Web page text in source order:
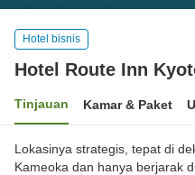
Hotel bisnis
Hotel Route Inn
Tinjauan Kamar & Paket
Lokasinya strategis, tepat di
Kameoka dan hanya berjarak